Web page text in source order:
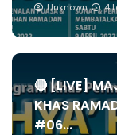
Unknown 4
🔴 [LIVE]
KHAS
#06...